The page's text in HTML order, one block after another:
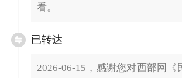
看。
已转达
2026-06-15，感谢您对西部网《